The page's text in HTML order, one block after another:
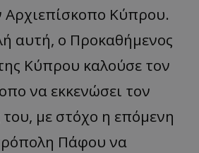
Αρχιεπίσκοπο Κύπρου.
αυτή, ο Προκαθήμενος
Κύπρου καλούσε τον
να εκκενώσει τον
με στόχο η επόμενη
Πάφου να